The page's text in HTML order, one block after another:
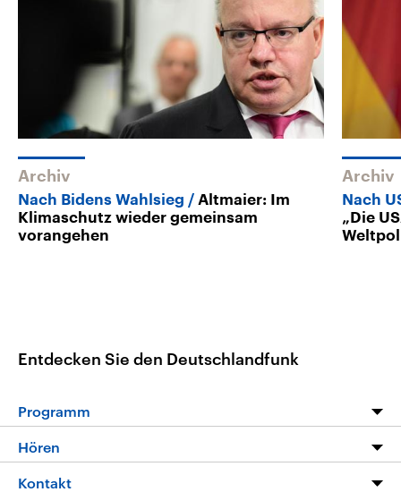
Archiv
Nach Bidens Wahlsieg
Altmaier: Im
Klimaschutz wieder gemeinsam
vorangehen
Archiv
Nach
„Die
Entdecken Sie den Deutschlandfunk
Programm
Hören
Livestream
Kontakt